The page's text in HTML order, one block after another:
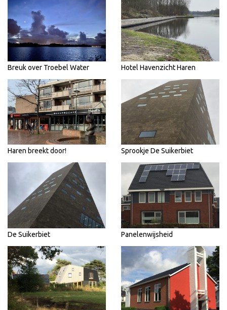
Breuk over Troebel Water Hotel Havenzicht Haren
Haren breekt door! Sprookje De Suikerbiet
De Suikerbiet Panelenwijsheid